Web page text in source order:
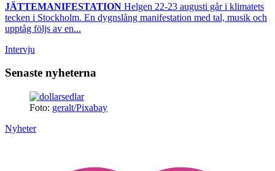
JÄTTEMANIFESTATION Helgen 22-23 augusti går i klimatets
tecken i Stockholm. En dygnslång manifestation med tal, musik och
upptåg följs av en...
Intervju
Senaste nyheterna
Foto: geralt/Pixabay
Nyheter